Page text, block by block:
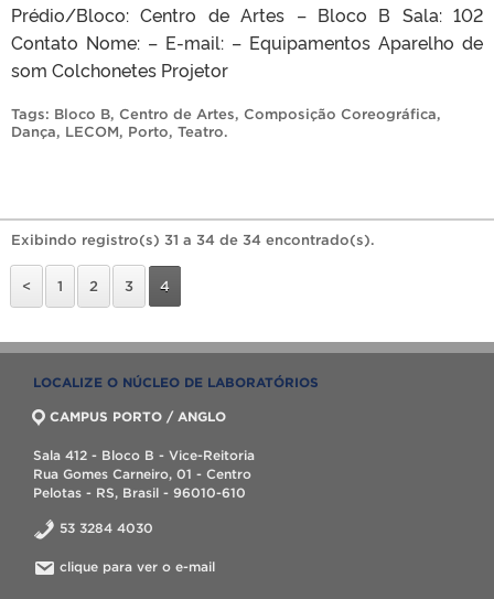
Prédio/Bloco: Centro de Artes – Bloco B Sala: 102
Contato Nome: – E-mail: – Equipamentos Aparelho de
som Colchonetes Projetor
Tags: Bloco B, Centro de Artes, Composição Coreográfica,
Dança, LECOM, Porto, Teatro.
Exibindo registro(s) 31 a 34 de 34 encontrado(s).
< 1 2 3 4
LOCALIZE O NÚCLEO DE LABORATÓRIOS
CAMPUS PORTO / ANGLO
Sala 412 - Bloco B - Vice-Reitoria
Rua Gomes Carneiro, 01 - Centro
Pelotas - RS, Brasil - 96010-610
53 3284 4030
clique para ver o e-mail